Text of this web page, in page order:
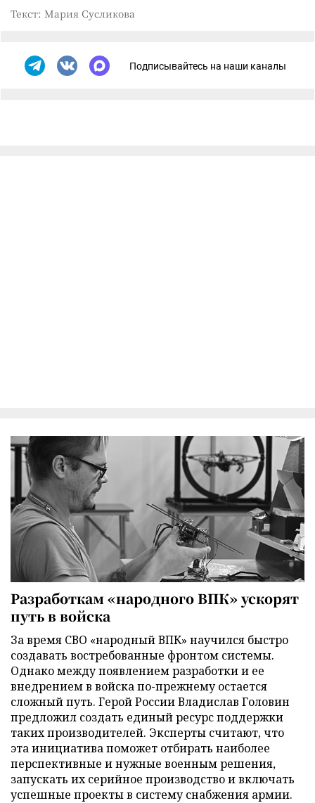
Текст: Мария Сусликова
Подписывайтесь на наши каналы
Разработкам «народного ВПК» ускорят
путь в войска
За время СВО «народный ВПК» научился быстро
создавать востребованные фронтом системы.
Однако между появлением разработки и ее
внедрением в войска по-прежнему остается
сложный путь. Герой России Владислав Головин
предложил создать единый ресурс поддержки
таких производителей. Эксперты считают, что
эта инициатива поможет отбирать наиболее
перспективные и нужные военным решения,
запускать их серийное производство и включать
успешные проекты в систему снабжения армии.